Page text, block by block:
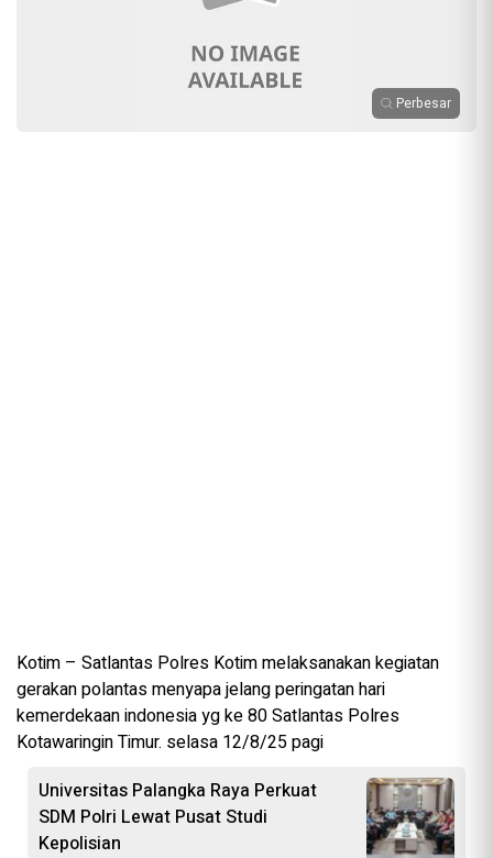
Perbesar
Kotim – Satlantas Polres Kotim melaksanakan kegiatan
gerakan polantas menyapa jelang peringatan hari
kemerdekaan indonesia yg ke 80 Satlantas Polres
Kotawaringin Timur. selasa 12/8/25 pagi
Universitas Palangka Raya Perkuat
SDM Polri Lewat Pusat Studi
Kepolisian